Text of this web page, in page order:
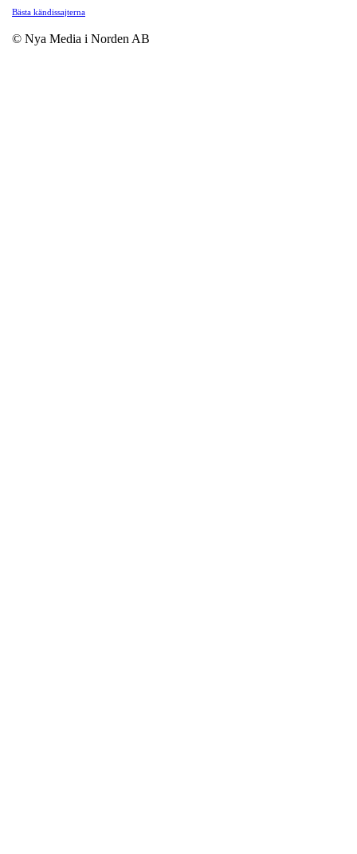
Bästa kändissajterna
© Nya Media i Norden AB